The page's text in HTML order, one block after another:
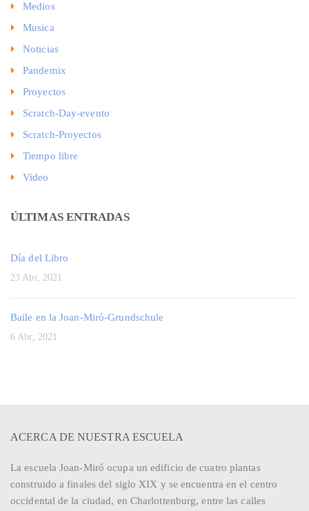
Medios
Musica
Noticias
Pandemix
Proyectos
Scratch-Day-evento
Scratch-Proyectos
Tiempo libre
Video
ÚLTIMAS ENTRADAS
Día del Libro
23 Abr, 2021
Baile en la Joan-Miró-Grundschule
6 Abr, 2021
ACERCA DE NUESTRA ESCUELA
La escuela Joan-Miró ocupa un edificio de cuatro plantas
construido a finales del siglo XIX y se encuentra en el centro
occidental de la ciudad, en Charlottenburg, entre las calles